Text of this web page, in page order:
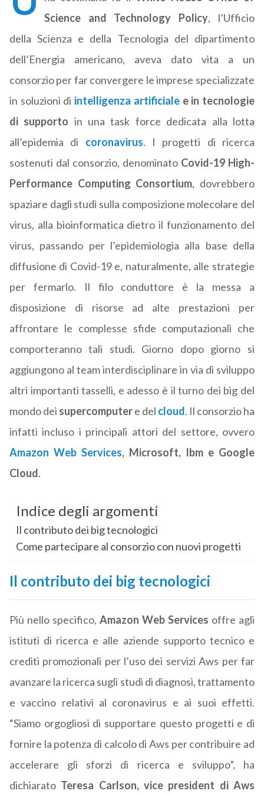
Science and Technology Policy, l’Ufficio
della Scienza e della Tecnologia del dipartimento
dell’Energia americano, aveva dato vita a un
consorzio per far convergere le imprese specializzate
in soluzioni di intelligenza artificialee in tecnologie
di supporto in una task force dedicata alla lotta
all’epidemia di coronavirus. I progetti di ricerca
sostenuti dal consorzio, denominato Covid-19 High-
Performance Computing Consortium, dovrebbero
spaziare dagli studi sulla composizione molecolare del
virus, alla bioinformatica dietro il funzionamento del
virus, passando per l’epidemiologia alla base della
diffusione di Covid-19 e, naturalmente, alle strategie
per fermarlo. Il filo conduttore è la messa a
disposizione di risorse ad alte prestazioni per
affrontare le complesse sfide computazionali che
comporteranno tali studi. Giorno dopo giorno si
aggiungono al team interdisciplinare in via di sviluppo
altri importanti tasselli, e adesso è il turno dei big del
mondo dei supercomputere del cloud. Il consorzio ha
infatti incluso i principali attori del settore, ovvero
Amazon Web Services, Microsoft, Ibm e Google
Cloud.
Indice degli argomenti
Il contributo dei big tecnologici
Come partecipare al consorzio con nuovi progetti
Il contributo dei big tecnologici
Più nello specifico, Amazon Web Services offre agli
istituti di ricerca e alle aziende supporto tecnico e
crediti promozionali per l’uso dei servizi Aws per far
avanzare la ricerca sugli studi di diagnosi, trattamento
e vaccino relativi al coronavirus e ai suoi effetti.
“Siamo orgogliosi di supportare questo progetti e di
fornire la potenza di calcolo di Aws per contribuire ad
accelerare gli sforzi di ricerca e sviluppo”, ha
dichiarato Teresa Carlson, vice president di Aws